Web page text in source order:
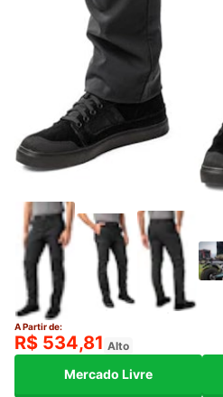
A Partir de:
R$ 534,81 Alto
Mercado Livre